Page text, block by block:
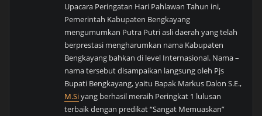
Upacara Peringatan Hari Pahlawan Tahun ini,
Pemerintah Kabupaten Bengkayang
mengumumkan Putra Putri asli daerah yang telah
berprestasi mengharumkan nama Kabupaten
Bengkayang bahkan di level Internasional. Nama –
nama tersebut disampaikan langsung oleh Pjs
Bupati Bengkayang, yaitu Bapak Markus Dalon S.E.,
M.Siyang berhasil meraih Peringkat 1 lulusan
terbaik dengan predikat “Sangat Memuaskan”